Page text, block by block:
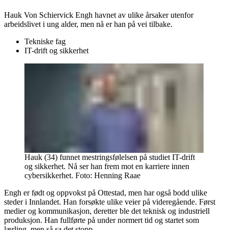
Hauk Von Schiervick Engh havnet av ulike årsaker utenfor
arbeidslivet i ung alder, men nå er han på vei tilbake.
Tekniske fag
IT-drift og sikkerhet
Hauk (34) funnet mestringsfølelsen på studiet IT-drift
og sikkerhet. Nå ser han frem mot en karriere innen
cybersikkerhet. Foto: Henning Raae
Engh er født og oppvokst på Ottestad, men har også bodd ulike
steder i Innlandet. Han forsøkte ulike veier på videregående. Først
medier og kommunikasjon, deretter ble det teknisk og industriell
produksjon. Han fullførte på under normert tid og startet som